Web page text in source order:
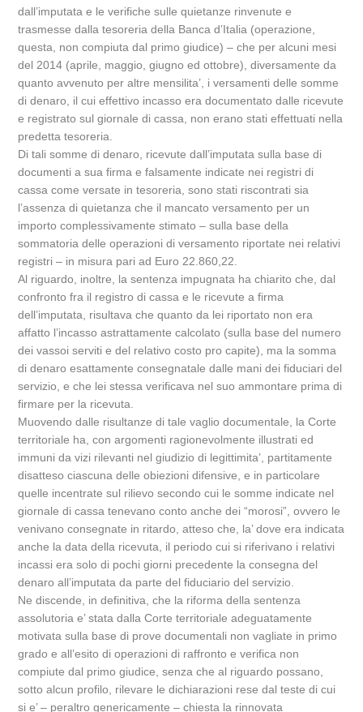
dall’imputata e le verifiche sulle quietanze rinvenute e
trasmesse dalla tesoreria della Banca d’Italia (operazione,
questa, non compiuta dal primo giudice) – che per alcuni mesi
del 2014 (aprile, maggio, giugno ed ottobre), diversamente da
quanto avvenuto per altre mensilita’, i versamenti delle somme
di denaro, il cui effettivo incasso era documentato dalle ricevute
e registrato sul giornale di cassa, non erano stati effettuati nella
predetta tesoreria.
Di tali somme di denaro, ricevute dall’imputata sulla base di
documenti a sua firma e falsamente indicate nei registri di
cassa come versate in tesoreria, sono stati riscontrati sia
l’assenza di quietanza che il mancato versamento per un
importo complessivamente stimato – sulla base della
sommatoria delle operazioni di versamento riportate nei relativi
registri – in misura pari ad Euro 22.860,22.
Al riguardo, inoltre, la sentenza impugnata ha chiarito che, dal
confronto fra il registro di cassa e le ricevute a firma
dell’imputata, risultava che quanto da lei riportato non era
affatto l’incasso astrattamente calcolato (sulla base del numero
dei vassoi serviti e del relativo costo pro capite), ma la somma
di denaro esattamente consegnatale dalle mani dei fiduciari del
servizio, e che lei stessa verificava nel suo ammontare prima di
firmare per la ricevuta.
Muovendo dalle risultanze di tale vaglio documentale, la Corte
territoriale ha, con argomenti ragionevolmente illustrati ed
immuni da vizi rilevanti nel giudizio di legittimita’, partitamente
disatteso ciascuna delle obiezioni difensive, e in particolare
quelle incentrate sul rilievo secondo cui le somme indicate nel
giornale di cassa tenevano conto anche dei “morosi”, ovvero le
venivano consegnate in ritardo, atteso che, la’ dove era indicata
anche la data della ricevuta, il periodo cui si riferivano i relativi
incassi era solo di pochi giorni precedente la consegna del
denaro all’imputata da parte del fiduciario del servizio.
Ne discende, in definitiva, che la riforma della sentenza
assolutoria e’ stata dalla Corte territoriale adeguatamente
motivata sulla base di prove documentali non vagliate in primo
grado e all’esito di operazioni di raffronto e verifica non
compiute dal primo giudice, senza che al riguardo possano,
sotto alcun profilo, rilevare le dichiarazioni rese dal teste di cui
si e’ – peraltro genericamente – chiesta la rinnovata